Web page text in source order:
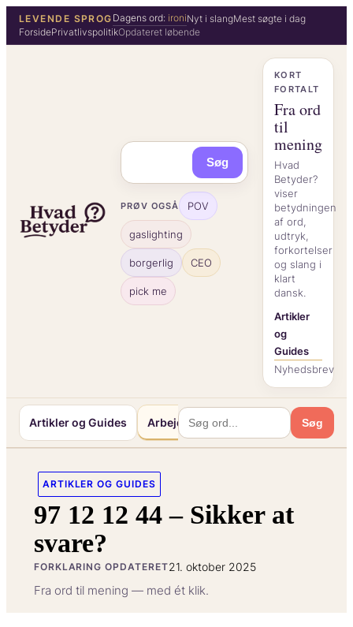
Spring
LEVENDE SPROG Dagens ord: ironiNyt i slangMest søgte i dag
ForsidePrivatlivspolitikOpdateret løbende
Søg
PRØV OGSÅ POV
gaslighting
borgerlig CEO
pick me
KORT
FORTALT
Fra ord
til
mening
Hvad
Betyder?
viser
betydningen
af ord,
udtryk,
forkortelser
og slang i
klart
dansk.
Artikler
og
Guides
Nyhedsbrev
Artikler og Guides Arbejde og Karriereliv Søg
ARTIKLER OG GUIDES
97 12 12 44 – Sikker at
svare?
FORKLARING OPDATERET21. oktober 2025
Fra ord til mening — med ét klik.